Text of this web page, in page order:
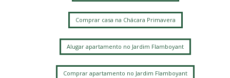
Comprar casa na Chácara Primavera
Alugar apartamento no Jardim Flamboyant
Comprar apartamento no Jardim Flamboyant